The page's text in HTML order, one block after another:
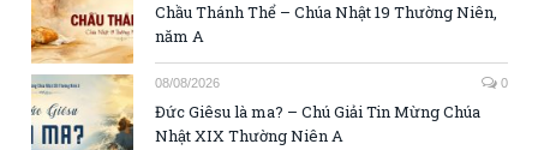
Chầu Thánh Thể – Chúa Nhật 19 Thường Niên,
năm A
08/08/2026 0
Đức Giêsu là ma? – Chú Giải Tin Mừng Chúa
Nhật XIX Thường Niên A